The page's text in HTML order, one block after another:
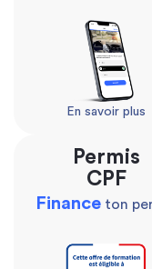
En savoir plus
Permis
CPF
Finance ton